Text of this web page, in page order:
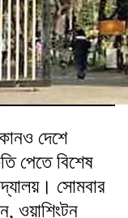
দেশে
পেতে বিশেষ
সোমবার
ওয়াশিংটন